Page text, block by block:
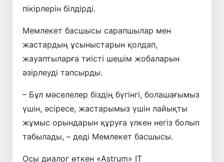
пікірлерін білдірді.
Мемлекет басшысы сарапшылар мен
жастардың ұсыныстарын қолдап,
жауаптыларға тиісті шешім жобаларын
әзірлеуді тапсырды.
– Бұл мәселелер біздің бүгінгі, болашағымыз
үшін, әсіресе, жастарымыз үшін лайықты
жұмыс орындарын құруға үлкен негіз болып
табылады, – деді Мемлекет басшысы.
Осы диалог өткен «Astrum» IT